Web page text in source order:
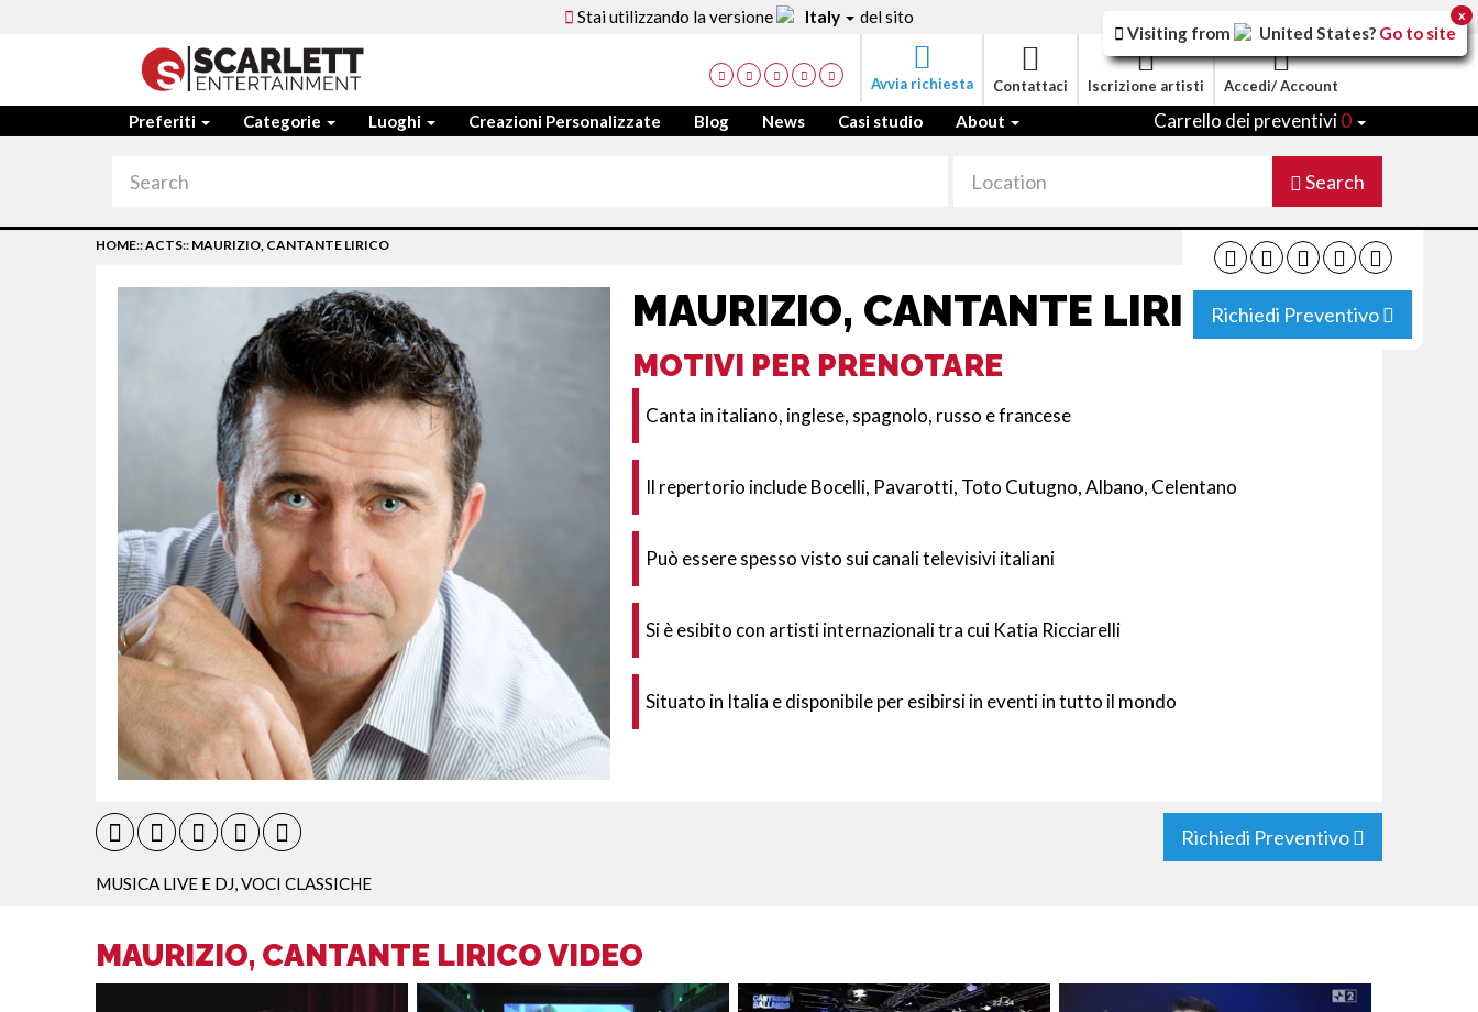
Stai utilizzando la versione Italy del sito
Avvia richiesta Contattaci Iscrizione artisti Accedi/ Account
Preferiti Categorie Luoghi Creazioni Personalizzate Blog News Casi studio About Carrello dei preventivi0
Search
Richiedi Preventivo
HOME::ACTS:: MAURIZIO, CANTANTE LIRICO
MAURIZIO, CANTANTE LIRICO
MOTIVI PER PRENOTARE
Canta in italiano, inglese, spagnolo, russo e francese
Il repertorio include Bocelli, Pavarotti, Toto Cutugno, Albano, Celentano
Può essere spesso visto sui canali televisivi italiani
Si è esibito con artisti internazionali tra cui Katia Ricciarelli
Situato in Italia e disponibile per esibirsi in eventi in tutto il mondo
Richiedi Preventivo
MUSICA LIVE E DJ VOCI CLASSICHE
MAURIZIO, CANTANTE LIRICO VIDEO
Visiting from United States? Go to site
x